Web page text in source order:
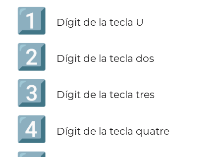
1️⃣ Dígit de la tecla U
2️⃣ Dígit de la tecla dos
3️⃣ Dígit de la tecla tres
4️⃣ Dígit de la tecla quatre